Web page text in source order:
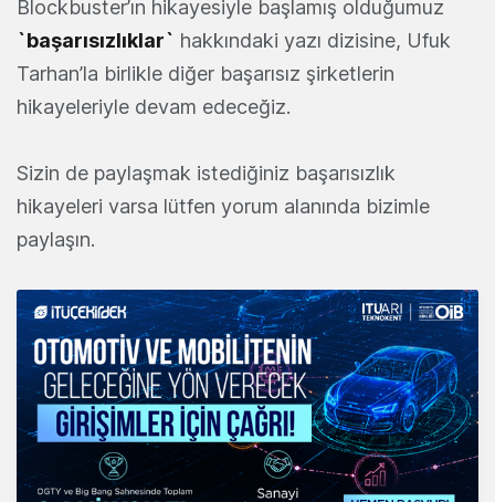
Blockbuster’ın hikayesiyle başlamış olduğumuz
`başarısızlıklar` hakkındaki yazı dizisine, Ufuk
Tarhan’la birlikle diğer başarısız şirketlerin
hikayeleriyle devam edeceğiz.
Sizin de paylaşmak istediğiniz başarısızlık
hikayeleri varsa lütfen yorum alanında bizimle
paylaşın.